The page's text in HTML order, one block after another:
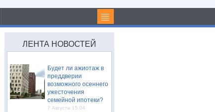
ЛЕНТА НОВОСТЕЙ
Будет ли ажиотаж в
преддверии
возможного осеннего
ужесточения
семейной ипотеки?
7 Августа 15:04